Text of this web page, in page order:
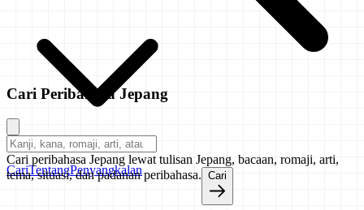
CariTentangPenyangkalan
Cari Peribahasa Jepang
Cari peribahasa Jepang lewat tulisan Jepang, bacaan, romaji, arti,
tema, situasi, dan padanan peribahasa. Cari